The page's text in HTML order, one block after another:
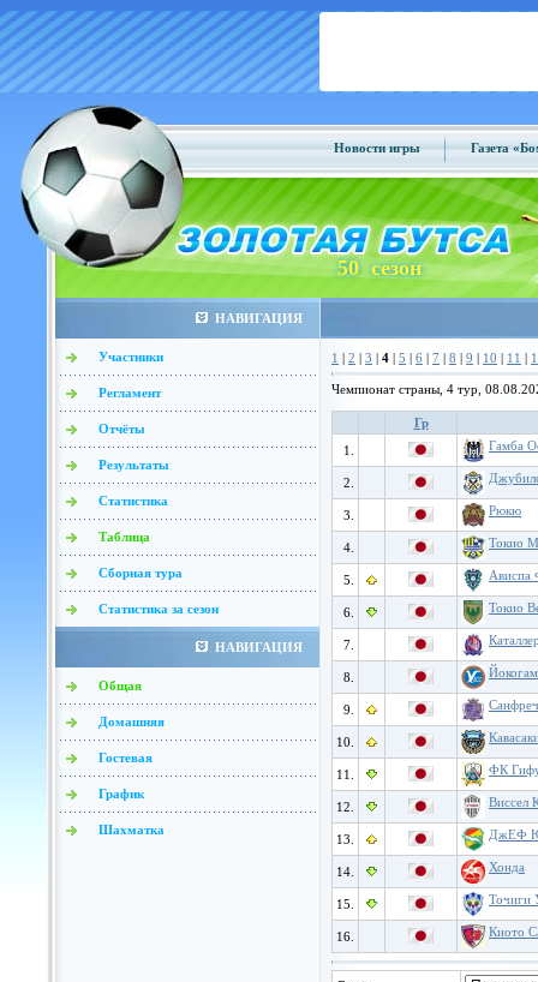
Новости игры Газета
50 сезон
НАВИГАЦИЯ
Участники
Регламент
Отчёты
Результаты
Статистика
Таблица
Сборная тура
Статистика за сезон
НАВИГАЦИЯ
Общая
Домашняя
Гостевая
График
Шахматка
1 | 2 | 3 | 4 | 5 | 6 | 7 | 8 | 9 | 10 | 11 |
Чемпионат страны, 4 тур,
Гр
1.
Гамба
2.
3. Рюкю
4. Токио
5. Ависпа
6. Токио
7.
8.
9.
10.
11. ФК
12. Виссел
13. ДжЕФ
14. Хонда
15. Точиги
16. Киото